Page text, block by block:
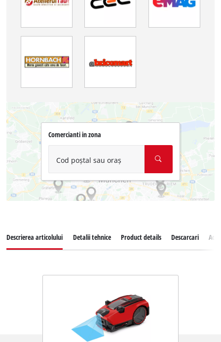
Comercianti in zona
Cod poștal sau oraș
Descrierea articolului Detalii tehnice Product details Descarcari